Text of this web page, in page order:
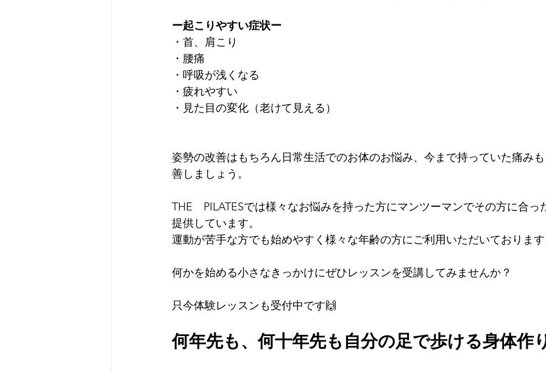
ー起こりやすい症状ー
・首、肩こり
・腰痛
・呼吸が浅くなる
・疲れやすい
・見た目の変化（老けて見える）
姿勢の改善はもちろん日常生活でのお体のお悩み、今まで持っていた痛み
善しましょう。
THE　PILATESでは様々なお悩みを持った方にマンツーマンでその方に合っ
提供しています。
運動が苦手な方でも始めやすく様々な年齢の方にご利用いただいておりま
何かを始める小さなきっかけにぜひレッスンを受講してみませんか？
只今体験レッスンも受付中です🙌
何年先も、何十年先も自分の足で歩ける身体作